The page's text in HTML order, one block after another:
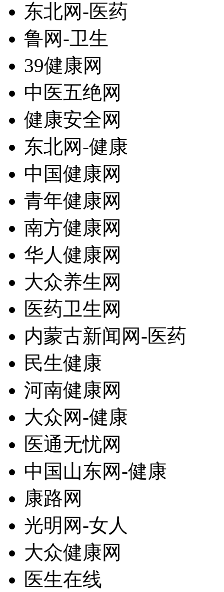
东北网-医药
鲁网-卫生
39健康网
中医五绝网
健康安全网
东北网-健康
中国健康网
青年健康网
南方健康网
华人健康网
大众养生网
医药卫生网
内蒙古新闻网-医药
民生健康
河南健康网
大众网-健康
医通无忧网
中国山东网-健康
康路网
光明网-女人
大众健康网
医生在线